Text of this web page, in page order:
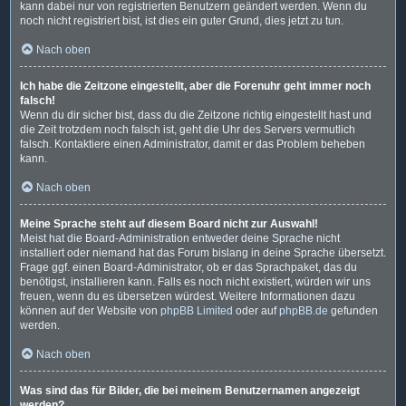
kann dabei nur von registrierten Benutzern geändert werden. Wenn du
noch nicht registriert bist, ist dies ein guter Grund, dies jetzt zu tun.
Nach oben
Ich habe die Zeitzone eingestellt, aber die Forenuhr geht immer noch
falsch!
Wenn du dir sicher bist, dass du die Zeitzone richtig eingestellt hast und
die Zeit trotzdem noch falsch ist, geht die Uhr des Servers vermutlich
falsch. Kontaktiere einen Administrator, damit er das Problem beheben
kann.
Nach oben
Meine Sprache steht auf diesem Board nicht zur Auswahl!
Meist hat die Board-Administration entweder deine Sprache nicht
installiert oder niemand hat das Forum bislang in deine Sprache übersetzt.
Frage ggf. einen Board-Administrator, ob er das Sprachpaket, das du
benötigst, installieren kann. Falls es noch nicht existiert, würden wir uns
freuen, wenn du es übersetzen würdest. Weitere Informationen dazu
können auf der Website von phpBB Limited oder aufphpBB.de gefunden
werden.
Nach oben
Was sind das für Bilder, die bei meinem Benutzernamen angezeigt